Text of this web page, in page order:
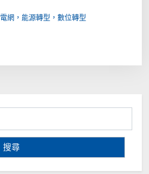
網，能源轉型，數位轉型